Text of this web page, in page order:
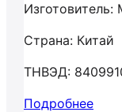
Изготовитель:
Страна: Китай
ТНВЭД:
Подробнее